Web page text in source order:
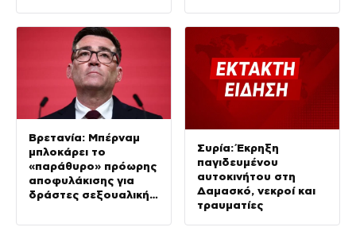
έρευνας
Βρετανία: Μπέρναμ
μπλοκάρει το
«παράθυρο» πρόωρης
αποφυλάκισης για
δράστες σεξουαλικής
παιδιών
Συρία: Έκρηξη
παγιδευμένου
αυτοκινήτου στη
Δαμασκό, νεκροί και
τραυματίες